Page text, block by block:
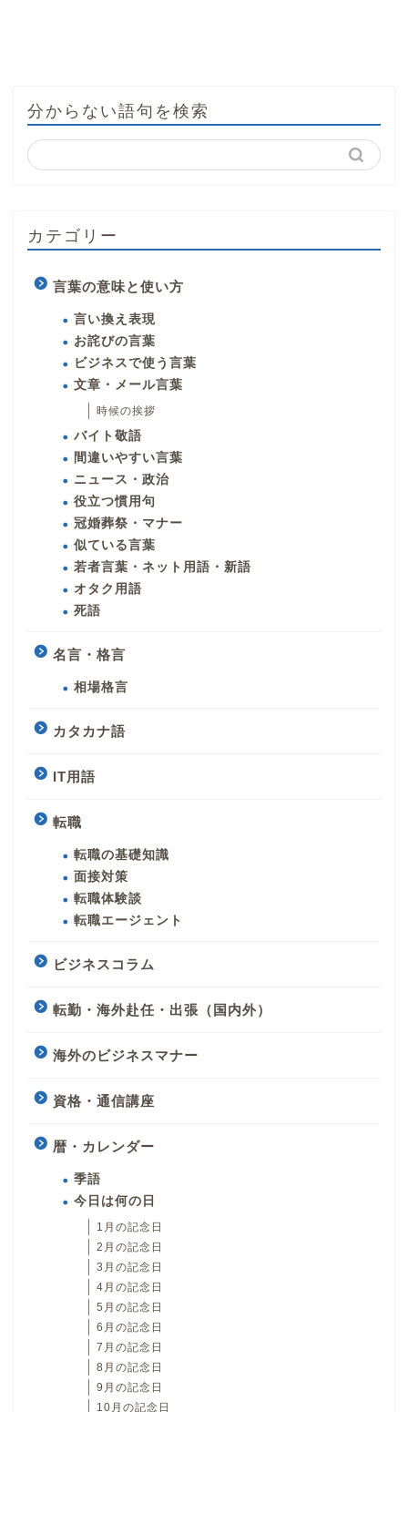
分からない語句を検索
カテゴリー
言葉の意味と使い方
言い換え表現
お詫びの言葉
ビジネスで使う言葉
文章・メール言葉
時候の挨拶
バイト敬語
間違いやすい言葉
ニュース・政治
役立つ慣用句
冠婚葬祭・マナー
似ている言葉
若者言葉・ネット用語・新語
オタク用語
死語
名言・格言
相場格言
カタカナ語
IT用語
転職
転職の基礎知識
面接対策
転職体験談
転職エージェント
ビジネスコラム
転勤・海外赴任・出張（国内外）
海外のビジネスマナー
資格・通信講座
暦・カレンダー
季語
今日は何の日
1月の記念日
2月の記念日
3月の記念日
4月の記念日
5月の記念日
6月の記念日
7月の記念日
8月の記念日
9月の記念日
10月の記念日